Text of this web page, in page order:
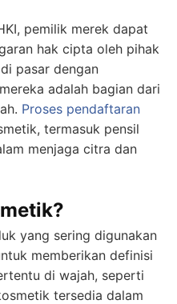
pemilik merek dapat
hak cipta oleh pihak
pasar dengan
adalah bagian dari
Proses pendaftaran
termasuk pensil
menjaga citra dan
yang sering digunakan
memberikan definisi
di wajah, seperti
tersedia dalam